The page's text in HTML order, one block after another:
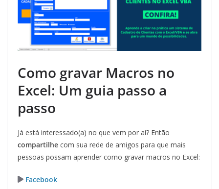
Como gravar Macros no
Excel: Um guia passo a
passo
Já está interessado(a) no que vem por aí? Então
compartilhe com sua rede de amigos para que mais
pessoas possam aprender como gravar macros no Excel:
Facebook